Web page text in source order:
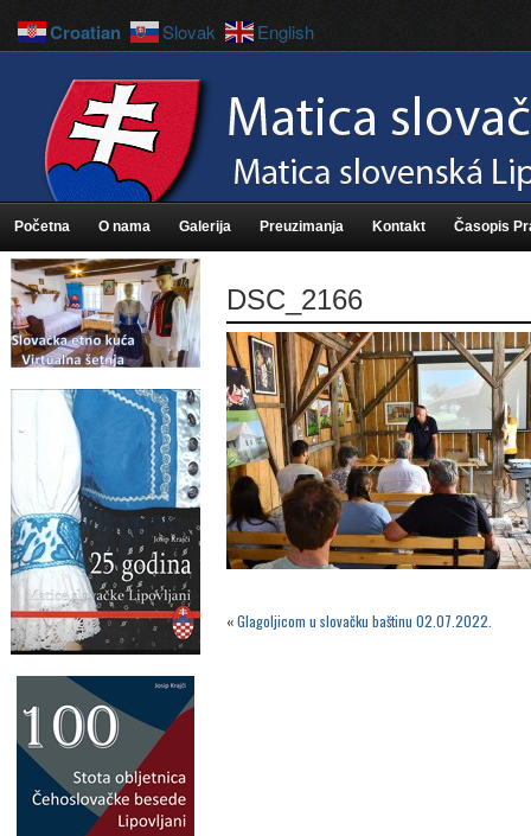
Početna O nama Galerija Preuzimanja Kontakt Časopis
DSC_2166
«Glagoljicom u slovačku baštinu 02.07.2022.
Croatian Slovak English